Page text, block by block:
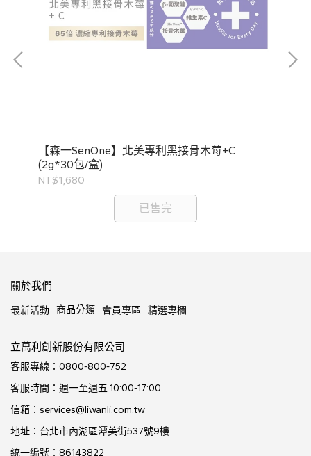
【森一SenOne】北美專利黑接骨木莓+C
(2g*30包/盒)
NT$1,680
已售完
關於我們
最新活動 商品分類 會員專區 精選專欄
立萬利創新股份有限公司
客服專線：0800-800-752
客服時間：週一至週五 10:00-17:00
信箱：services@liwanli.com.tw
地址：台北市內湖區潭美街537號9樓
統一編號：86143822